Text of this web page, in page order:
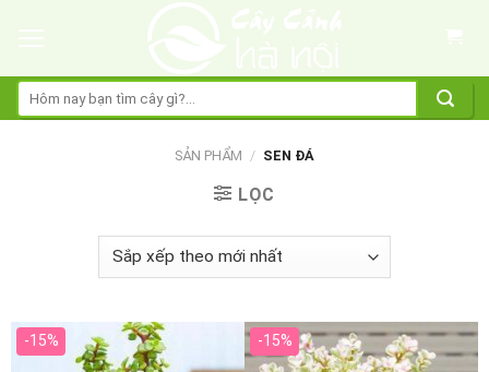
Tìm
kiếm:
SẢN PHẨM / SEN ĐÁ
LỌC
-15% -15%